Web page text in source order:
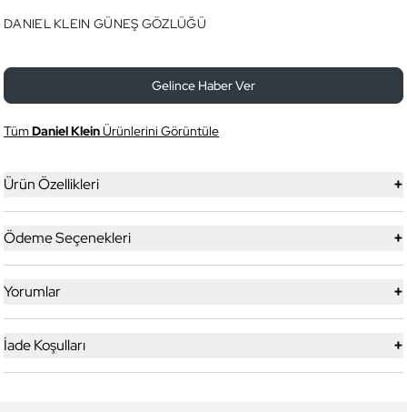
DANIEL KLEIN GÜNEŞ GÖZLÜĞÜ
Gelince Haber Ver
TümDaniel KleinÜrünlerini Görüntüle
Ürün Özellikleri +
Ödeme Seçenekleri +
Yorumlar +
İade Koşulları +